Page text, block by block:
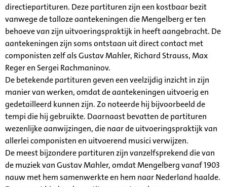
directiepartituren. Deze partituren zijn een kostbaar bezit
vanwege de talloze aantekeningen die Mengelberg er ten
behoeve van zijn uitvoeringspraktijk in heeft aangebracht. De
aantekeningen zijn soms ontstaan uit direct contact met
componisten zelf als Gustav Mahler, Richard Strauss, Max
Reger en Sergei Rachmaninov.
De betekende partituren geven een veelzijdig inzicht in zijn
manier van werken, omdat de aantekeningen uitvoerig en
gedetailleerd kunnen zijn. Zo noteerde hij bijvoorbeeld de
tempi die hij gebruikte. Daarnaast bevatten de partituren
wezenlijke aanwijzingen, die naar de uitvoeringspraktijk van
allerlei componisten en uitvoerend musici verwijzen.
De meest bijzondere partituren zijn vanzelfsprekend die van
de muziek van Gustav Mahler, omdat Mengelberg vanaf 1903
nauw met hem samenwerkte en hem naar Nederland haalde.